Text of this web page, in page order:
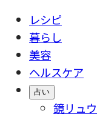
レシピ
暮らし
美容
ヘルスケア
占い
鏡リュ